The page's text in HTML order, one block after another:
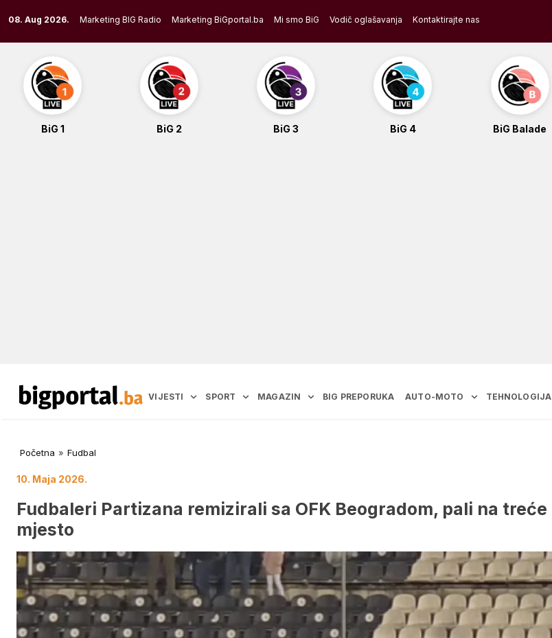
to
content
08. Aug 2026. Marketing BIG Radio Marketing BiGportal.ba Mi smo BiG Vodič oglašavanja Kontaktirajte nas
BiG 1 BiG 2 BiG 3 BiG 4 BiG Balade
VIJESTI SPORT MAGAZIN BIG PREPORUKA AUTO-MOTO TEHNOLOGIJA
Početna » Fudbal
10. Maja 2026.
Fudbaleri Partizana remizirali sa OFK Beogradom, pali na treće
mjesto